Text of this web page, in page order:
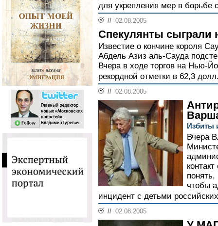
для укрепления мер в борьбе
// 02.08.2005
Спекулянты сыграли
Известие о кончине короля
Абдель Азиз аль-Сауда
Вчера в ходе торгов на Нью-
рекордной отметки в 62,3
// 02.08.2005
Избиты
Вчера
чтобы
инцидент с детьми
// 02.08.2005